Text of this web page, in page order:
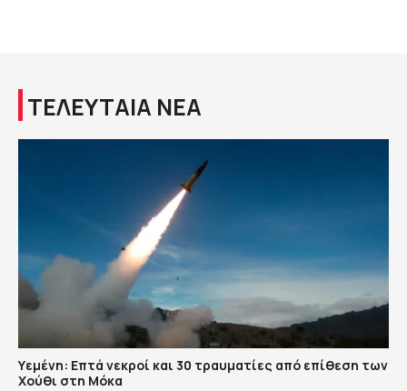
ΤΕΛΕΥΤΑΙΑ ΝΕΑ
Υεμένη: Επτά νεκροί και 30 τραυματίες από επίθεση των
Χούθι στη Μόκα